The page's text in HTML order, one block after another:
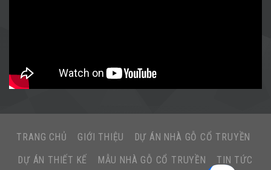
TRANG CHỦ GIỚI THIỆU
DỰ ÁN NHÀ GỖ CỔ TRUYỀN
DỰ ÁN THIẾT KẾ
MẪU NHÀ GỖ CỔ TRUYỀN TIN TỨC